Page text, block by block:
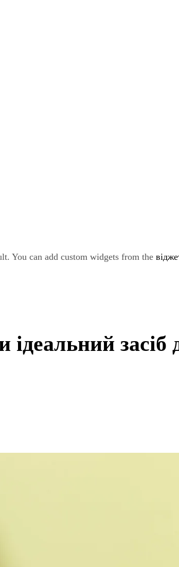
You can add custom widgets from the
засіб